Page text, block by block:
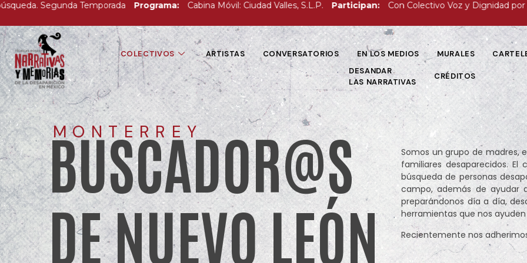
Segunda Temporada Programa: Cabina Móvil: Ciudad Valles, S.L.P. Participan: Con Colectivo Voz y Dignidad por los
COLECTIVOS ARTISTAS CONVERSATORIOS EN LOS MEDIOS MURALES
DESANDAR
LAS NARRATIVAS
CRÉDITOS
MONTERREY
BUSCADOR@S
DE NUEVO LEÓN
Somos un grupo de madres,
familiares desaparecidos.
búsqueda de personas
campo, además de ayudar
preparándonos día a día,
herramientas que nos
Recientemente nos